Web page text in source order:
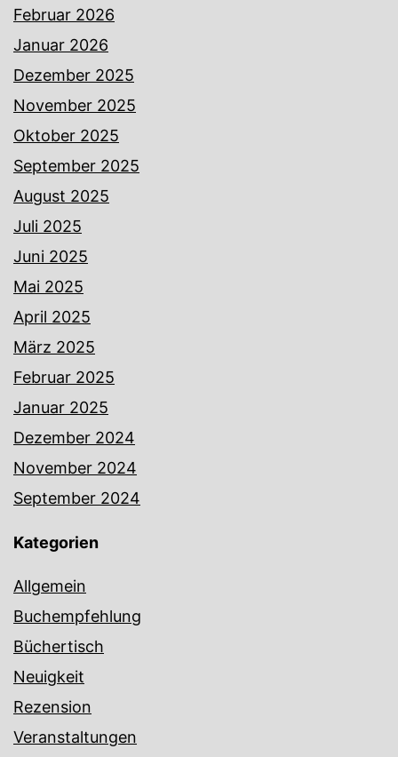
Februar 2026
Januar 2026
Dezember 2025
November 2025
Oktober 2025
September 2025
August 2025
Juli 2025
Juni 2025
Mai 2025
April 2025
März 2025
Februar 2025
Januar 2025
Dezember 2024
November 2024
September 2024
Kategorien
Allgemein
Buchempfehlung
Büchertisch
Neuigkeit
Rezension
Veranstaltungen